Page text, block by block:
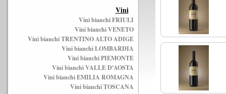
Vini
Vini bianchi FRIULI
Vini bianchi VENETO
Vini bianchi TRENTINO ALTO ADIGE
Vini bianchi LOMBARDIA
Vini bianchi PIEMONTE
Vini bianchi VALLE D'AOSTA
Vini bianchi EMILIA ROMAGNA
Vini bianchi TOSCANA